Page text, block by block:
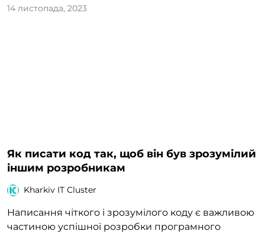
14 листопада, 2023
Як писати код так, щоб він був зрозумілий
іншим розробникам
Kharkiv IT Cluster
Написання чіткого і зрозумілого коду є важливою
частиною успішної розробки програмного